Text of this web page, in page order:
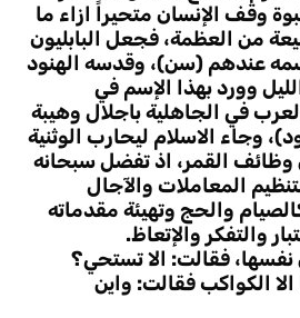
وقف الإنسان متحيراً ازاء ما
من العظمة، فجعل البابليون
عندهم (سن)، وقدسه الهنود
وورد بهذا الإسم في
في الجاهلية باجلال وهيبة
وجاء الاسلام ليحارب الوثنية
وظائف القمر، اذ تفضل سبحانه
المعاملات والآجال
والحج وتهيئة مقدماته
والتفكر والإتعاظ.
فقالت: الا تستحي؟
الكواكب فقالت: واين